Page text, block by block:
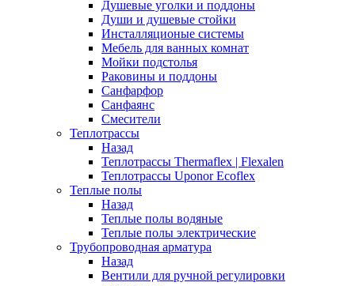
Душевые уголки и поддоны
Души и душевые стойки
Инсталляционые системы
Мебель для ванных комнат
Мойки подстолья
Раковины и поддоны
Санфарфор
Санфаянс
Смесители
Теплотрассы
Назад
Теплотрассы Thermaflex | Flexalen
Теплотрассы Uponor Ecoflex
Теплые полы
Назад
Теплые полы водяные
Теплые полы электрические
Трубопроводная арматура
Назад
Вентили для ручной регулировки